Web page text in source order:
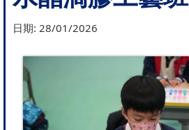
日期: 28/01/2026